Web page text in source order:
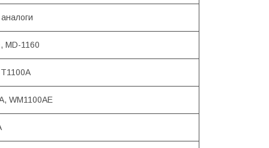
MD-1160
WM1100AE